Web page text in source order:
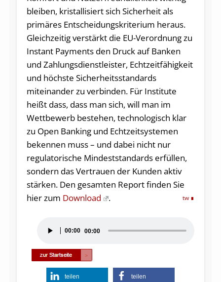
bleiben, kristallisiert sich Sicherheit als
primäres Entscheidungskriterium heraus.
Gleichzeitig verstärkt die EU-Verordnung zu
Instant Payments den Druck auf Banken
und Zahlungsdienstleister, Echtzeitfähigkeit
und höchste Sicherheitsstandards
miteinander zu verbinden. Für Institute
heißt dass, dass man sich, will man im
Wettbewerb bestehen, technologisch klar
zu Open Banking und Echtzeitsystemen
bekennen muss – und dabei nicht nur
regulatorische Mindeststandards erfüllen,
sondern das Vertrauen der Kunden aktiv
stärken. Den gesamten Report finden Sie
hier zum Download . tw
Player
00:00 00:00
teilen teilen